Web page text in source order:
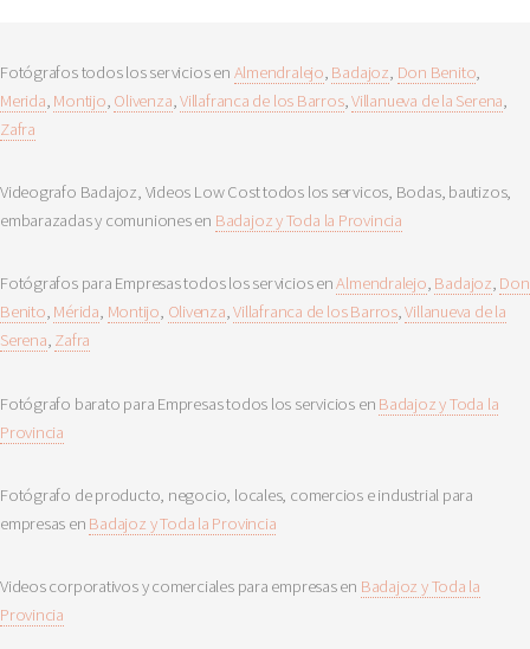
Fotógrafos todos los servicios en Almendralejo, Badajoz, Don Benito,
Merida, Montijo, Olivenza,Villafranca de los Barros,Villanueva de la Serena,
Zafra
Videografo Badajoz, Videos Low Cost todos los servicos, Bodas, bautizos,
embarazadas y comuniones en Badajoz y Toda la Provincia
Fotógrafos para Empresas todos los servicios enAlmendralejo, Badajoz, Don
Benito, Mérida, Montijo, Olivenza,Villafranca de los Barros,Villanueva de la
Serena, Zafra
Fotógrafo barato para Empresas todos los servicios en Badajoz y Toda la
Provincia
Fotógrafo de producto, negocio, locales, comercios e industrial para
empresas en Badajoz y Toda la Provincia
Videos corporativos y comerciales para empresas en Badajoz y Toda la
Provincia